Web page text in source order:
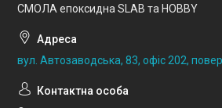
СМОЛА епоксидна SLAB та HOBBY
вул. Автозаводська, 83, офіс 202,